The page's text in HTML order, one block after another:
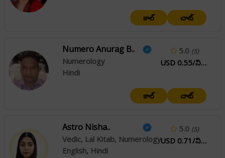
కాల్ చాట్
Numero Anurag B..
Numerology
Hindi
5.0 (5)
USD 0.55/నిమి
కాల్ చాట్
Astro Nisha..
Vedic, Lal Kitab, Numerology
English, Hindi
5.0 (5)
USD 0.71/నిమి